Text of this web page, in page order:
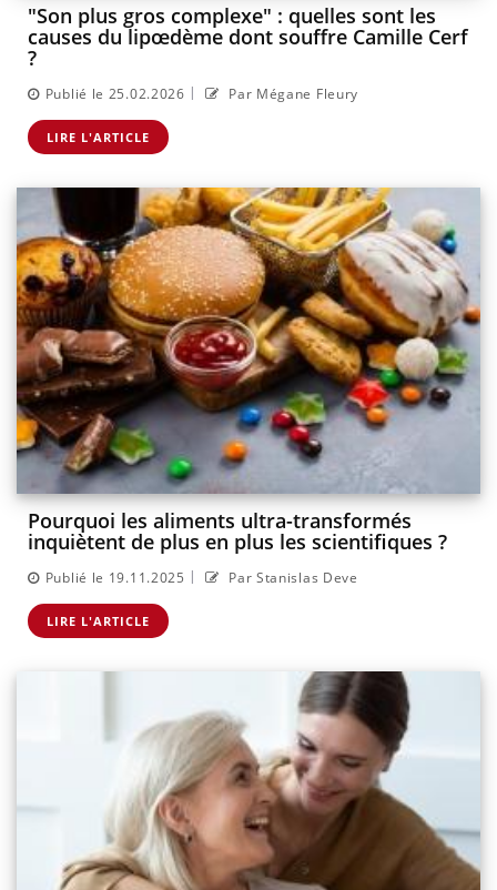
"Son plus gros complexe" : quelles sont les
causes du lipœdème dont souffre Camille Cerf
?
Publié le 25.02.2026 | Par Mégane Fleury
LIRE L'ARTICLE
Pourquoi les aliments ultra-transformés
inquiètent de plus en plus les scientifiques ?
Publié le 19.11.2025 | Par Stanislas Deve
LIRE L'ARTICLE